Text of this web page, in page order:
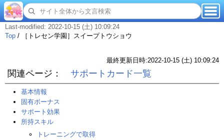
Last-modified: 2022-10-15 (土) 10:09:24
Top / ［トレセン学園］スイープトウショウ
最終更新日時:2022-10-15 (土) 10:09:24
関連ページ： サポートカード一覧
基本情報
固有ボーナス
サポート効果
所持スキル
トレーニングで取得